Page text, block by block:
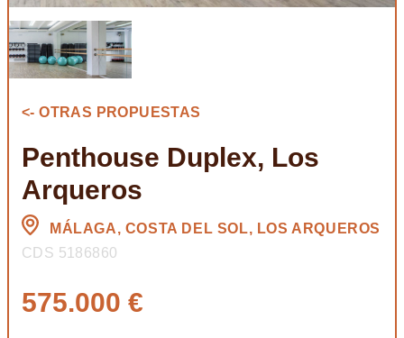
<- OTRAS PROPUESTAS
Penthouse Duplex, Los
Arqueros
MÁLAGA, COSTA DEL SOL, LOS ARQUEROS
CDS 5186860
575.000 €